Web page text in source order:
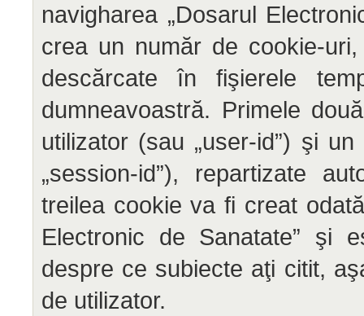
navigharea „Dosarul
crea un număr de cookie-
descărcate în fişierele
dumneavoastră. Primele
utilizator (sau „user-id”) şi
„session-id”), repartizate
treilea cookie va fi creat
Electronic de Sanatate” şi
despre ce subiecte aţi citit,
de utilizator.